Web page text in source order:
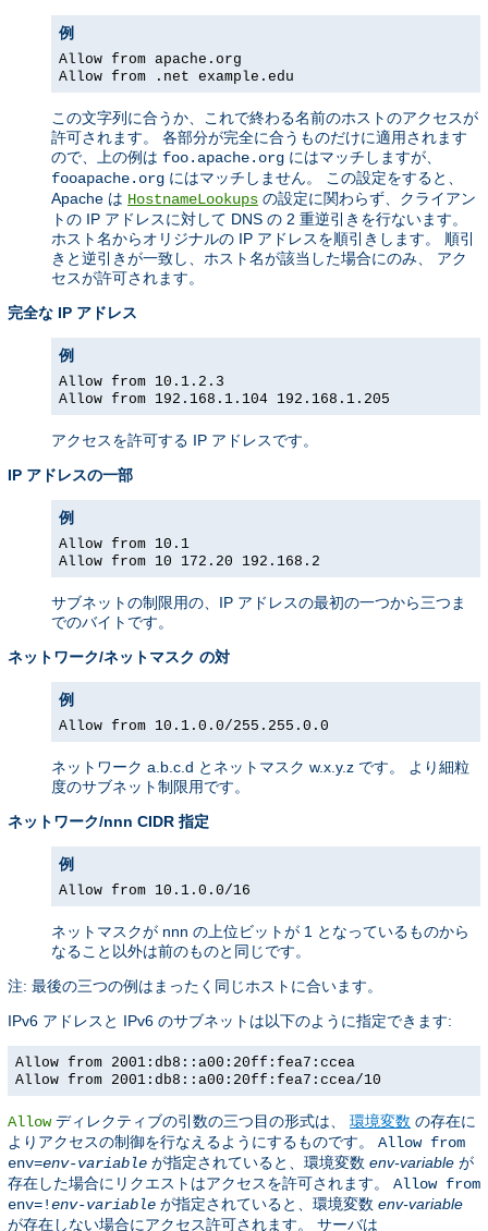
例
Allow from apache.org
Allow from .net example.edu
この文字列に合うか、これで終わる名前のホストのアクセスが
許可されます。 各部分が完全に合うものだけに適用されます
ので、上の例は foo.apache.org にはマッチしますが、
fooapache.org にはマッチしません。 この設定をすると、
Apache は HostnameLookups の設定に関わらず、クライアン
トの IP アドレスに対して DNS の 2 重逆引きを行ないます。
ホスト名からオリジナルの IP アドレスを順引きします。 順引
きと逆引きが一致し、ホスト名が該当した場合にのみ、 アク
セスが許可されます。
完全な IP アドレス
例
Allow from 10.1.2.3
Allow from 192.168.1.104 192.168.1.205
アクセスを許可する IP アドレスです。
IP アドレスの一部
例
Allow from 10.1
Allow from 10 172.20 192.168.2
サブネットの制限用の、IP アドレスの最初の一つから三つま
でのバイトです。
ネットワーク/ネットマスク の対
例
Allow from 10.1.0.0/255.255.0.0
ネットワーク a.b.c.d とネットマスク w.x.y.z です。 より細粒
度のサブネット制限用です。
ネットワーク/nnn CIDR 指定
例
Allow from 10.1.0.0/16
ネットマスクが nnn の上位ビットが 1 となっているものから
なること以外は前のものと同じです。
注: 最後の三つの例はまったく同じホストに合います。
IPv6 アドレスと IPv6 のサブネットは以下のように指定できます:
Allow from 2001:db8::a00:20ff:fea7:ccea
Allow from 2001:db8::a00:20ff:fea7:ccea/10
Allowディレクティブの引数の三つ目の形式は、 環境変数 の存在に
よりアクセスの制御を行なえるようにするものです。 Allow from
env=env-variable が指定されていると、環境変数 env-variable が
存在した場合にリクエストはアクセスを許可されます。 Allow from
env=!env-variable が指定されていると、環境変数 env-variable
が存在しない場合にアクセス許可されます。 サーバは